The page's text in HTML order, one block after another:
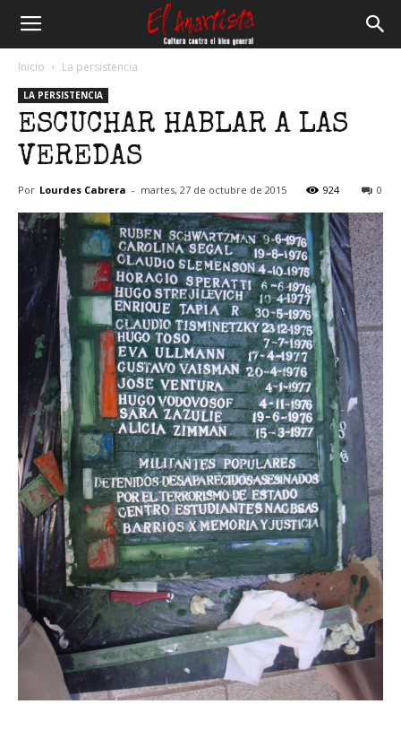
Anartista
Inicio La persistencia
LA PERSISTENCIA
ESCUCHAR HABLAR A LAS
VEREDAS
Por Lourdes Cabrera - martes, 27 de octubre de 2015 924 0